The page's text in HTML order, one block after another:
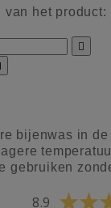
van het product:

bijenwas in
gebruiken
8.9